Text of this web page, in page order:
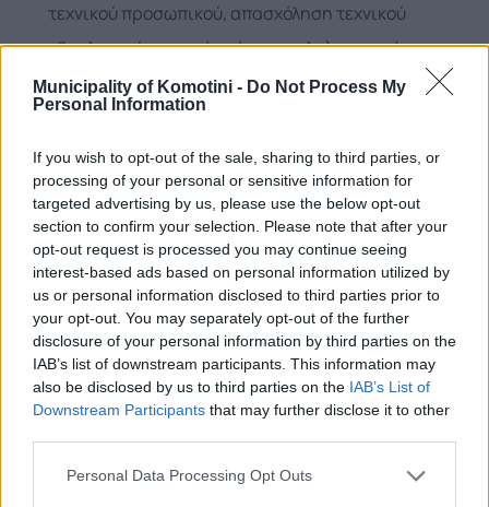
Municipality of Komotini - Do Not Process My
Personal Information
If you wish to opt-out of the sale, sharing to third parties, or
processing of your personal or sensitive information for
targeted advertising by us, please use the below opt-out
section to confirm your selection. Please note that after your
opt-out request is processed you may continue seeing
interest-based ads based on personal information utilized by
us or personal information disclosed to third parties prior to
your opt-out. You may separately opt-out of the further
disclosure of your personal information by third parties on the
IAB’s list of downstream participants. This information may
also be disclosed by us to third parties on the IAB’s List of
Downstream Participants that may further disclose it to other
Personal Data Processing Opt Outs
τεχνικού προσωπικού, απασχόληση τεχνικού
εξοπλισμού, στοιχεία κόστους κλπ) και αντίστοιχα
αρχεία μελετών και σχεδίων (φάκελοι των έργων).
Εξάγει περιοδικά στατιστικά στοιχεία και δείκτες
από την εκτέλεση των έργων του Τμήματος.
Ενημερώνει το Αυτοτελές Γραφείο
Προγραμματισμού, Οργάνωσης και Πληροφορικής
για την πρόοδο της υλοποίησης των έργων του
Τμήματος.
Παρέχει γραμματειακή υποστήριξη προς τη
Διεύθυνση Τεχνικών Υπηρεσιών και τα Τμήματά της
(τήρηση πρωτοκόλλου, διεκπεραίωση και
κλπ).